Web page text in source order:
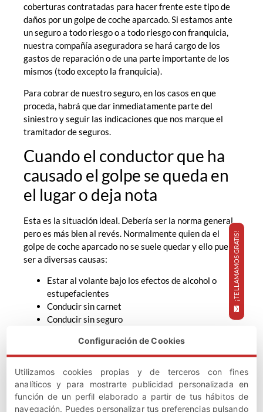
coberturas contratadas para hacer frente este tipo de
daños por un golpe de coche aparcado. Si estamos ante
un seguro a todo riesgo o a todo riesgo con franquicia,
nuestra compañía aseguradora se hará cargo de los
gastos de reparación o de una parte importante de los
mismos (todo excepto la franquicia).
Para cobrar de nuestro seguro, en los casos en que
proceda, habrá que dar inmediatamente parte del
siniestro y seguir las indicaciones que nos marque el
tramitador de seguros.
Cuando el conductor que ha
causado el golpe se queda en
el lugar o deja nota
Esta es la situación ideal. Debería ser la norma general
pero es más bien al revés. Normalmente quien da el
golpe de coche aparcado no se suele quedar y ello puede
ser a diversas causas:
Estar al volante bajo los efectos de alcohol o
estupefacientes
Conducir sin carnet
Conducir sin seguro
Si tenemos la gran suerte que el conductor ha dejado
nota o bien se ha quedado para hacerse responsable del
daño causado por el golpe de coche aparcado, se
realizará el parte amistoso del accidente explicando en
el mismo como ha sucedido, quedando firmados dos
ejemplares por las partes, uno para cada uno. El seguro
¡TE LLAMAMOS GRATIS!
Configuración de Cookies
Utilizamos cookies propias y de terceros con fines
analíticos y para mostrarte publicidad personalizada en
función de un perfil elaborado a partir de tus hábitos de
navegación. Puedes personalizar tus preferencias pulsando